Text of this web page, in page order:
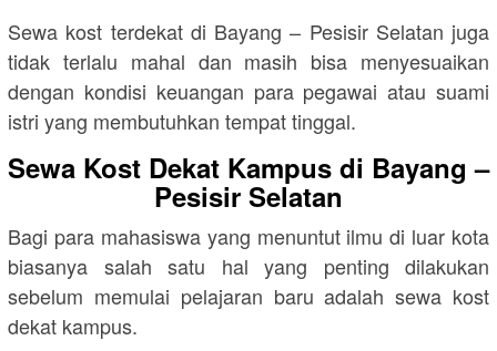
Sewa kost terdekat di Bayang – Pesisir Selatan juga
tidak terlalu mahal dan masih bisa menyesuaikan
dengan kondisi keuangan para pegawai atau suami
istri yang membutuhkan tempat tinggal.
Sewa Kost Dekat Kampus di Bayang –
Pesisir Selatan
Bagi para mahasiswa yang menuntut ilmu di luar kota
biasanya salah satu hal yang penting dilakukan
sebelum memulai pelajaran baru adalah sewa kost
dekat kampus.